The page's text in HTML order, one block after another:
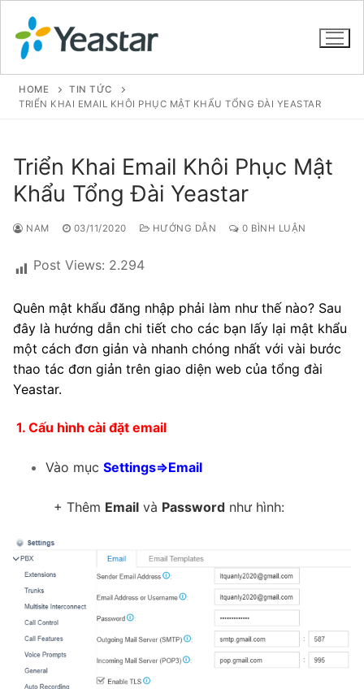
SẢN PHẨM
Tổng đài VoIP Yeastar S50
Tổng đài VoIP Yeastar S100
Tổng đài VoIP Yeastar S300
HOSTED PHONE SYSTEM
Tổng đài Yeastar Cloud
IPPBX FOR LARGE ENTERPRISES
VOIP GATEWAY
FXS VoIP Gateway
FXO VoIP Gateway
VoIP GSM / 3G / 4G Gateways
HOME
TIN TỨC
TRIỂN KHAI EMAIL KHÔI PHỤC MẬT KHẨU TỔNG ĐÀI YEASTAR
Triển Khai Email Khôi Phục Mật
Khẩu Tổng Đài Yeastar
NAM 03/11/2020 HƯỚNG DẪN 0 BÌNH LUẬN
Post Views: 2.294
Quên mật khẩu đăng nhập phải làm như thế nào? Sau
đây là hướng dẫn chi tiết cho các bạn lấy lại mật khẩu
một cách đơn giản và nhanh chóng nhất với vài bước
thao tác đơn giản trên giao diện web của tổng đài
Yeastar.
1. Cấu hình cài đặt email
Vào mục Settings=>Email
+ Thêm Email và Password như hình: